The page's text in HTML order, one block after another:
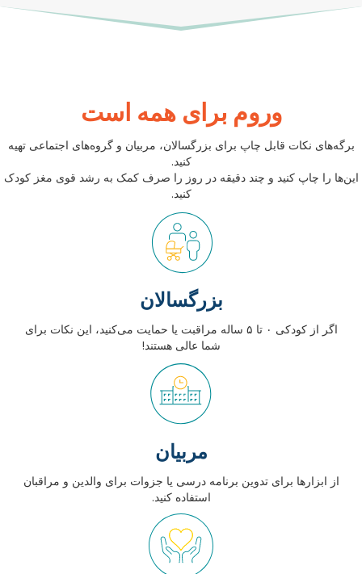
وروم برای همه است
برگه‌های نکات قابل چاپ برای بزرگسالان، مربیان و گروه‌های اجتماعی تهیه
کنید.
این‌ها را چاپ کنید و چند دقیقه در روز را صرف کمک به رشد قوی مغز کودک
کنید.
بزرگسالان
اگر از کودکی ۰ تا ۵ ساله مراقبت یا حمایت می‌کنید، این نکات برای
شما عالی هستند!
مربیان
از ابزارها برای تدوین برنامه درسی یا جزوات برای والدین و مراقبان
استفاده کنید.